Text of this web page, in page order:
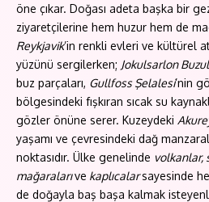
öne çıkar. Doğası adeta başka bir
ziyaretçilerine hem huzur hem de
Reykjavik’in renkli evleri ve kültürel
yüzünü sergilerken; Jokulsarlon
buz parçaları, Gullfoss Şelalesi’nin
bölgesindeki fışkıran sıcak su
gözler önüne serer. Kuzeydeki
yaşamı ve çevresindeki dağ
noktasıdır. Ülke genelinde volkanlar,
mağaralarıve kaplıcalarsayesinde
de doğayla baş başa kalmak